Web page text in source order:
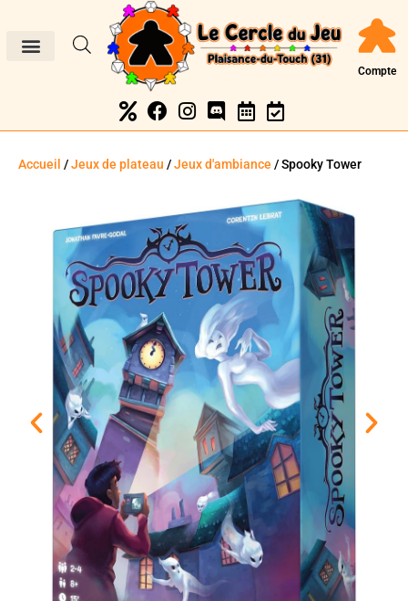
Compte
Accueil /Jeux de plateau /Jeux d'ambiance / Spooky Tower